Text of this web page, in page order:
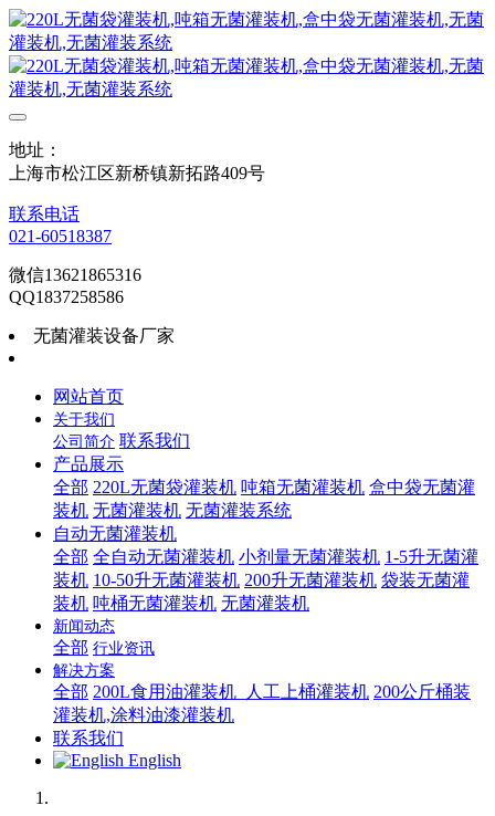
地址：
上海市松江区新桥镇新拓路409号
联系电话
021-60518387
微信13621865316
QQ1837258586
无菌灌装设备厂家
网站首页
关于我们
公司简介 联系我们
产品展示
全部 220L无菌袋灌装机 吨箱无菌灌装机 盒中袋无菌灌
装机 无菌灌装机 无菌灌装系统
自动无菌灌装机
全部 全自动无菌灌装机 小剂量无菌灌装机 1-5升无菌灌
装机 10-50升无菌灌装机 200升无菌灌装机 袋装无菌灌
装机 吨桶无菌灌装机 无菌灌装机
新闻动态
全部 行业资讯
解决方案
全部 200L食用油灌装机_人工上桶灌装机 200公斤桶装
灌装机,涂料油漆灌装机
联系我们
English